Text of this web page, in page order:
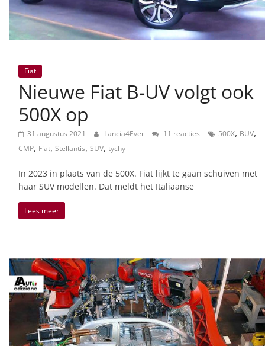
Fiat
Nieuwe Fiat B-UV volgt ook
500X op
31 augustus 2021 Lancia4Ever 11 reacties 500X, BUV,
CMP, Fiat, Stellantis, SUV, tychy
In 2023 in plaats van de 500X. Fiat lijkt te gaan schuiven met
haar SUV modellen. Dat meldt het Italiaanse
Lees meer